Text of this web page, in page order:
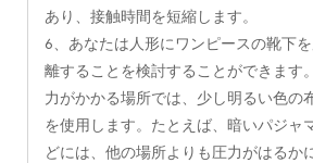
あり、接触時間を短縮します。
6、あなたは人形にワンピースの靴下
離することを検討することができます
力がかかる場所では、少し明るい色の
を使用します。たとえば、暗いパジャ
どには、他の場所よりも圧力がはるか